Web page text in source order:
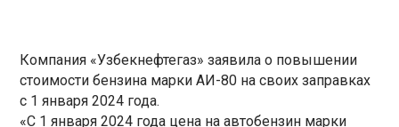
Компания «Узбекнефтегаз» заявила о повышении
стоимости бензина марки АИ-80 на своих заправках
с 1 января 2024 года.
«С 1 января 2024 года цена на автобензин марки